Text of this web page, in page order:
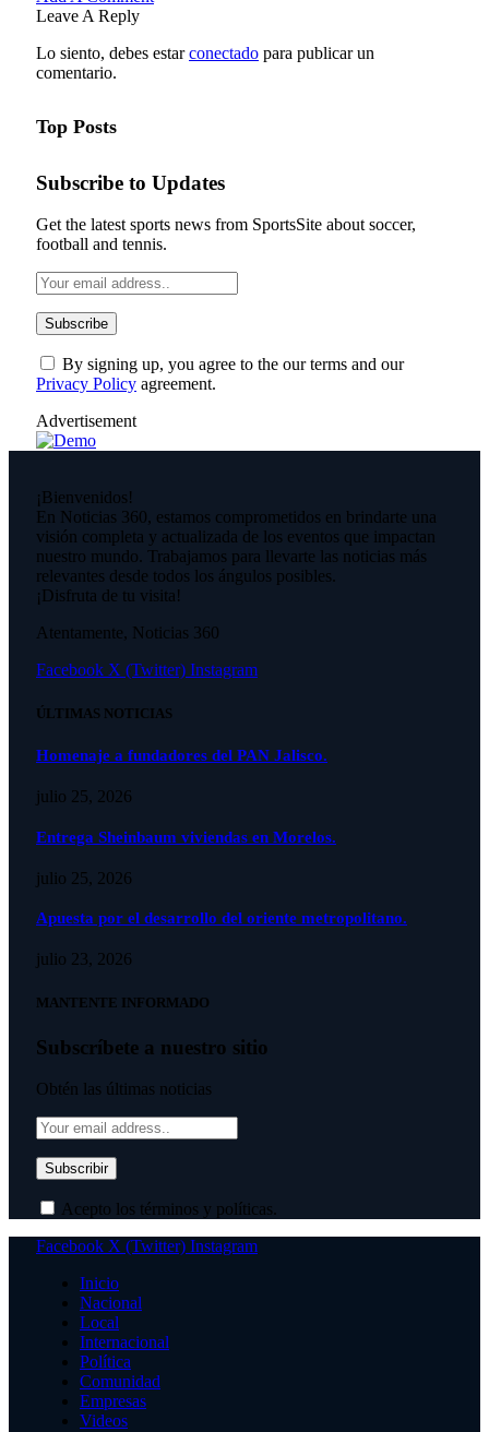
Leave A Reply
Lo siento, debes estarconectado para publicar un
comentario.
Top Posts
Subscribe to Updates
Get the latest sports news from SportsSite about soccer,
football and tennis.
By signing up, you agree to the our terms and our
Privacy Policy agreement.
Advertisement
¡Bienvenidos!
En Noticias 360, estamos comprometidos en brindarte una
visión completa y actualizada de los eventos que impactan
nuestro mundo. Trabajamos para llevarte las noticias más
relevantes desde todos los ángulos posibles.
¡Disfruta de tu visita!
Atentamente, Noticias 360
Facebook X (Twitter) Instagram
ÚLTIMAS NOTICIAS
Homenaje a fundadores del PAN Jalisco.
julio 25, 2026
Entrega Sheinbaum viviendas en Morelos.
julio 25, 2026
Apuesta por el desarrollo del oriente metropolitano.
julio 23, 2026
MANTENTE INFORMADO
Subscríbete a nuestro sitio
Obtén las últimas noticias
Acepto los términos y políticas.
Facebook X (Twitter) Instagram
Inicio
Nacional
Local
Internacional
Política
Comunidad
Empresas
Videos